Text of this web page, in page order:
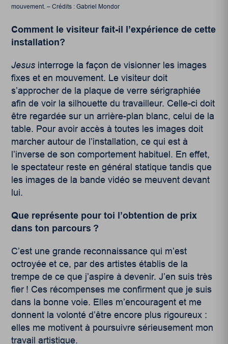
mouvement. – Crédits : Gabriel Mondor
Comment le visiteur fait-il l’expérience de cette
installation?
Jesus interroge la façon de visionner les images
fixes et en mouvement. Le visiteur doit
s’approcher de la plaque de verre sérigraphiée
afin de voir la silhouette du travailleur. Celle-ci doit
être regardée sur un arrière-plan blanc, celui de la
table. Pour avoir accès à toutes les images doit
marcher autour de l’installation, ce qui est à
l’inverse de son comportement habituel. En effet,
le spectateur reste en général statique tandis que
les images de la bande vidéo se meuvent devant
lui.
Que représente pour toi l’obtention de prix
dans ton parcours ?
C’est une grande reconnaissance qui m’est
octroyée et ce, par des artistes établis de la
trempe de ce que j’aspire à devenir. J’en suis très
fier ! Ces récompenses me confirment que je suis
dans la bonne voie. Elles m’encouragent et me
donnent la volonté d’être encore plus rigoureux :
elles me motivent à poursuivre sérieusement mon
travail artistique.